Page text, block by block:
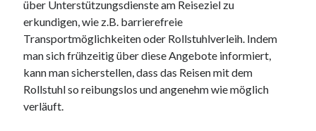
über Unterstützungsdienste am Reiseziel zu
erkundigen, wie z.B. barrierefreie
Transportmöglichkeiten oder Rollstuhlverleih. Indem
man sich frühzeitig über diese Angebote informiert,
kann man sicherstellen, dass das Reisen mit dem
Rollstuhl so reibungslos und angenehm wie möglich
verläuft.